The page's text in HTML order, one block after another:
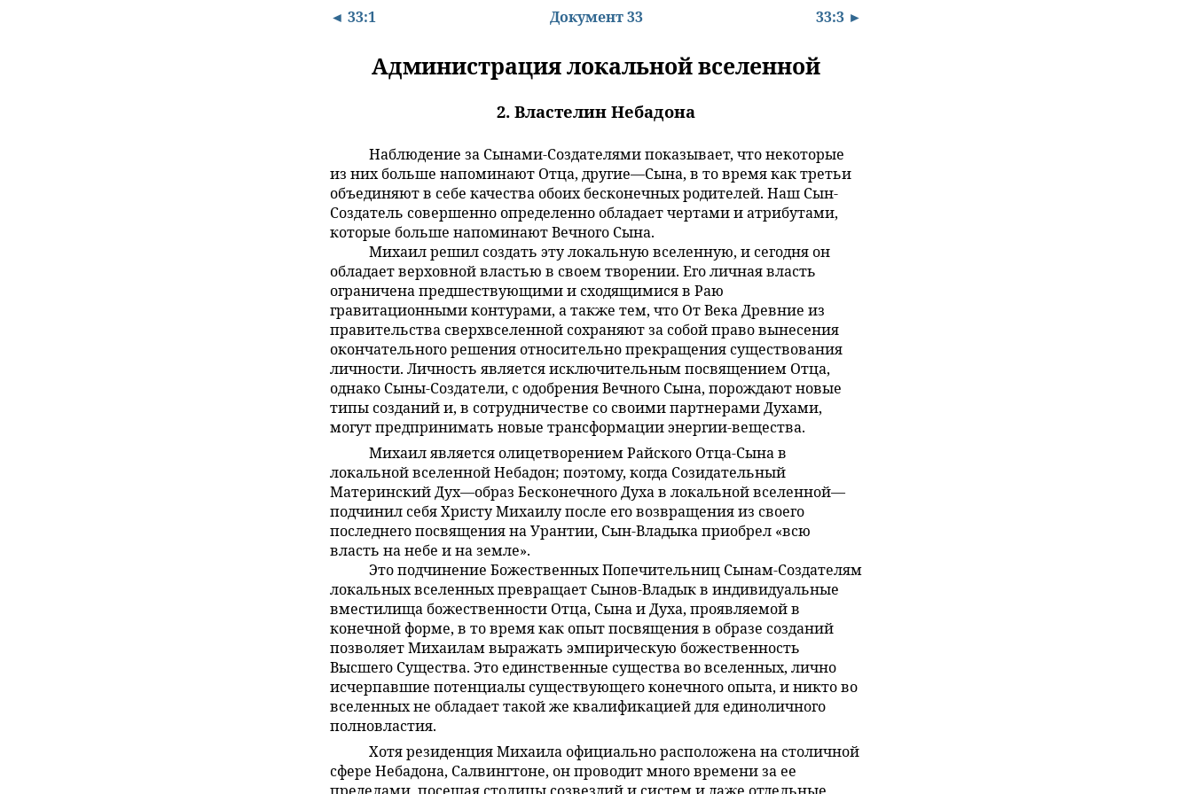
◄ 33:1 Документ 33 33:3 ►
Администрация локальной вселенной
2. Властелин Небадона
Наблюдение за Сынами-Создателями показывает, что некоторые
из них больше напоминают Отца, другие—Сына, в то время как третьи
объединяют в себе качества обоих бесконечных родителей. Наш Сын-
Создатель совершенно определенно обладает чертами и атрибутами,
которые больше напоминают Вечного Сына.
Михаил решил создать эту локальную вселенную, и сегодня он
обладает верховной властью в своем творении. Его личная власть
ограничена предшествующими и сходящимися в Раю
гравитационными контурами, а также тем, что От Века Древние из
правительства сверхвселенной сохраняют за собой право вынесения
окончательного решения относительно прекращения существования
личности. Личность является исключительным посвящением Отца,
однако Сыны-Создатели, с одобрения Вечного Сына, порождают новые
типы созданий и, в сотрудничестве со своими партнерами Духами,
могут предпринимать новые трансформации энергии-вещества.
Михаил является олицетворением Райского Отца-Сына в
локальной вселенной Небадон; поэтому, когда Созидательный
Материнский Дух—образ Бесконечного Духа в локальной вселенной—
подчинил себя Христу Михаилу после его возвращения из своего
последнего посвящения на Урантии, Сын-Владыка приобрел «всю
власть на небе и на земле».
Это подчинение Божественных Попечительниц Сынам-Создателям
локальных вселенных превращает Сынов-Владык в индивидуальные
вместилища божественности Отца, Сына и Духа, проявляемой в
конечной форме, в то время как опыт посвящения в образе созданий
позволяет Михаилам выражать эмпирическую божественность
Высшего Существа. Это единственные существа во вселенных, лично
исчерпавшие потенциалы существующего конечного опыта, и никто во
вселенных не обладает такой же квалификацией для единоличного
полновластия.
Хотя резиденция Михаила официально расположена на столичной
сфере Небадона, Салвингтоне, он проводит много времени за ее